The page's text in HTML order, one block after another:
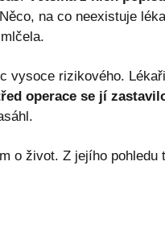
na co neexistuje
vysoce rizikového.
operace se jí
o život. Z jejího pohledu